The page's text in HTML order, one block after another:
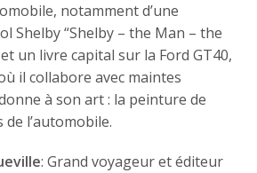
notamment d’une
Shelby “Shelby – the Man – the
un livre capital sur la Ford GT40,
il collabore avec maintes
à son art : la peinture de
l’automobile.
: Grand voyageur et éditeur